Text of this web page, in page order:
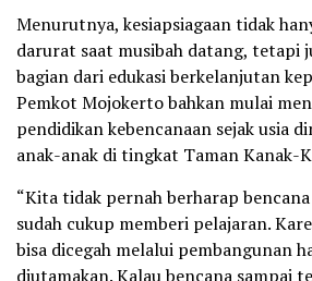
Menurutnya, kesiapsiagaan tidak
darurat saat musibah datang, tetapi
bagian dari edukasi berkelanjutan
Pemkot Mojokerto bahkan mulai
pendidikan kebencanaan sejak usia
anak-anak di tingkat Taman Kanak-
“Kita tidak pernah berharap
sudah cukup memberi pelajaran.
bisa dicegah melalui pembangunan
diutamakan. Kalau bencana sampai